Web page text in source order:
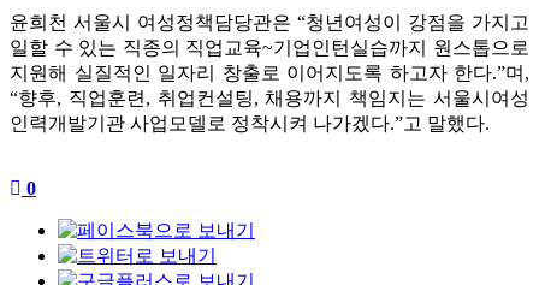
윤희천 서울시 여성정책담당관은 “청년여성이 강점을 가지고
일할 수 있는 직종의 직업교육~기업인턴실습까지 원스톱으로
지원해 실질적인 일자리 창출로 이어지도록 하고자 한다.”며,
“향후, 직업훈련, 취업컨설팅, 채용까지 책임지는 서울시여성
인력개발기관 사업모델로 정착시켜 나가겠다.”고 말했다.
0